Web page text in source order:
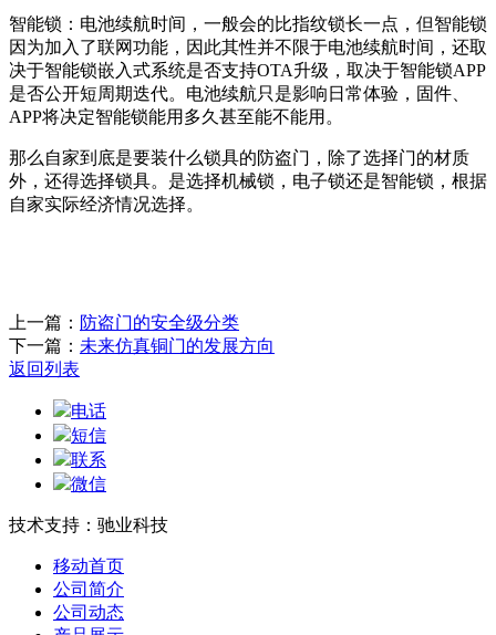
智能锁：电池续航时间，一般会的比指纹锁长一点，但智能锁
因为加入了联网功能，因此其性并不限于电池续航时间，还取
决于智能锁嵌入式系统是否支持OTA升级，取决于智能锁APP
是否公开短周期迭代。电池续航只是影响日常体验，固件、
APP将决定智能锁能用多久甚至能不能用。
那么自家到底是要装什么锁具的防盗门，除了选择门的材质
外，还得选择锁具。是选择机械锁，电子锁还是智能锁，根据
自家实际经济情况选择。
上一篇： 防盗门的安全级分类
下一篇： 未来仿真铜门的发展方向
返回列表
电话
短信
联系
微信
技术支持：驰业科技
移动首页
公司简介
公司动态